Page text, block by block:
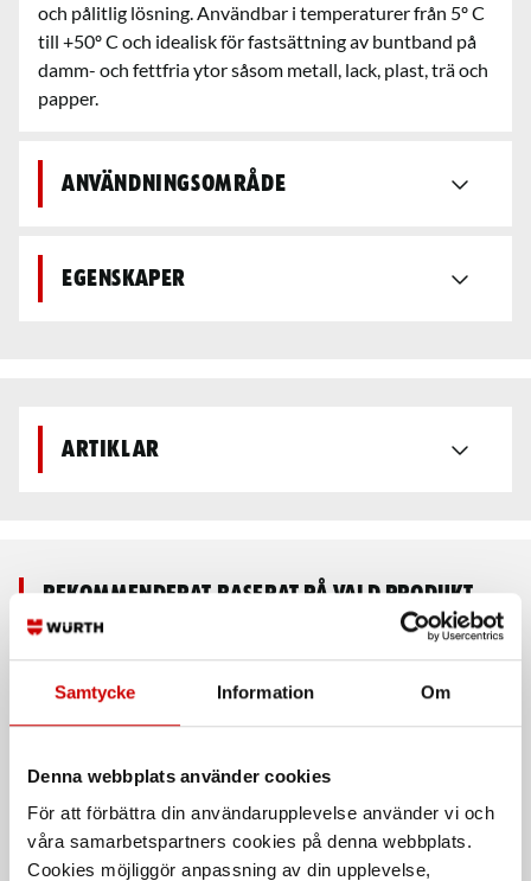
Samtycke Information Om
Denna webbplats använder cookies
För att förbättra din användarupplevelse använder vi och
våra samarbetspartners cookies på denna webbplats.
Cookies möjliggör anpassning av din upplevelse,
och pålitlig lösning. Användbar i temperaturer från 5º C
till +50º C och idealisk för fastsättning av buntband på
damm- och fettfria ytor såsom metall, lack, plast, trä och
papper.
Användningsområde
Egenskaper
Artiklar
Rekommenderat baserat på vald produkt
Kabelhållare Buntband standard